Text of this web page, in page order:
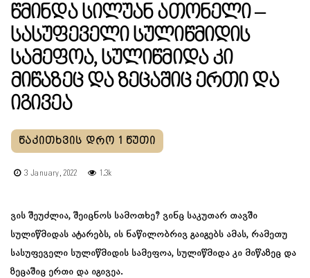
Წმინდა Სილუან Ათონელი –
Სასუფეველი Სულიწმიდის
Სამეფოა, Სულიწმიდა Კი
Მიწაზეც Და Ზეცაშიც Ერთი Და
Იგივეა
3 January, 2022 1.3k
ვის შეუძლია, შეიცნოს სამოთხე? ვინც საკუთარ თავში
სულიწმიდას ატარებს, ის ნაწილობრივ გაიგებს ამას, რამეთუ
სასუფეველი სულიწმიდის სამეფოა, სულიწმიდა კი მიწაზეც და
ზეცაშიც ერთი და იგივეა.